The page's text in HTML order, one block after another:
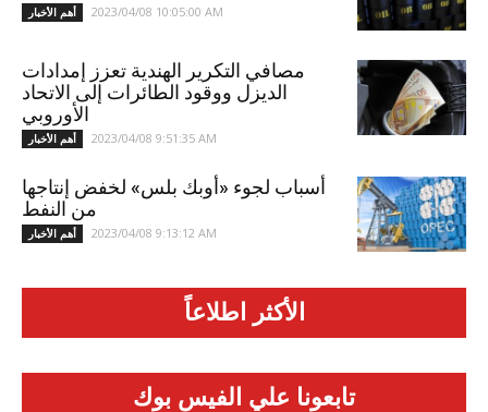
أهم الأخبار 2023/04/08 10:05:00 AM
مصافي التكرير الهندية تعزز إمدادات
الديزل ووقود الطائرات إلى الاتحاد
الأوروبي
أهم الأخبار 2023/04/08 9:51:35 AM
أسباب لجوء «أوبك بلس» لخفض إنتاجها
من النفط
أهم الأخبار 2023/04/08 9:13:12 AM
الأكثر اطلاعاً
تابعونا علي الفيس بوك